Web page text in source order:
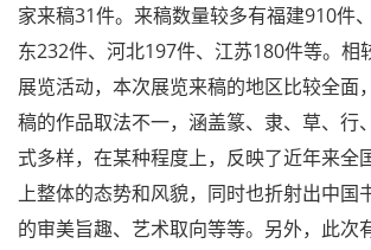
家来稿31件。来稿数量较多有福建910件
东232件、河北197件、江苏180件等。相
展览活动，本次展览来稿的地区比较全面
稿的作品取法不一，涵盖篆、隶、草、行
式多样，在某种程度上，反映了近年来全
上整体的态势和风貌，同时也折射出中国
的审美旨趣、艺术取向等等。另外，此次